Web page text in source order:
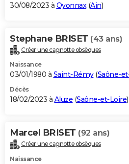
30/08/2023 à Oyonnax (Ain)
Stephane BRISET (43 ans)
Créer une cagnotte obsèques
Naissance
03/01/1980 à Saint-Rémy(Saône-
Décès
18/02/2023 à Aluze (Saône-et-Loire)
Marcel BRISET (92 ans)
Créer une cagnotte obsèques
Naissance